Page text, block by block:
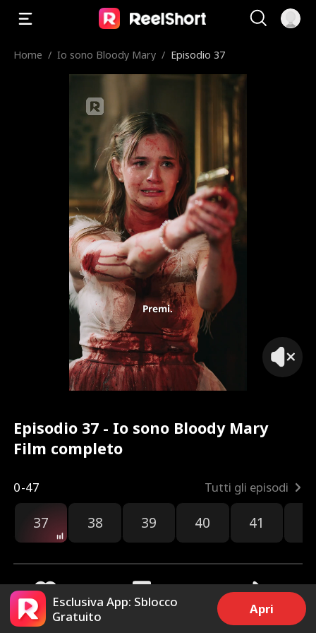
Home / Io sono Bloody Mary / Episodio 37
Premi.
Episodio 37 - Io sono Bloody Mary
Film completo
0-47 Tutti gli episodi
37 38 39 40 41
91 Condividi
Esclusiva App: Sblocco
Gratuito
Apri